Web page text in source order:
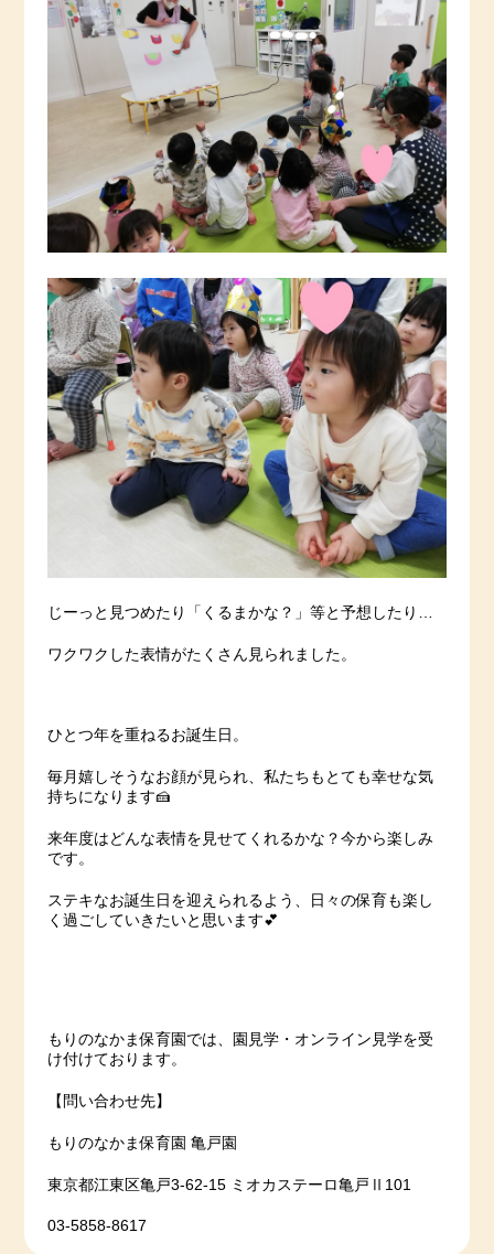
じーっと見つめたり「くるまかな？」等と予想したり…
ワクワクした表情がたくさん見られました。
ひとつ年を重ねるお誕生日。
毎月嬉しそうなお顔が見られ、私たちもとても幸せな気
持ちになります🍰
来年度はどんな表情を見せてくれるかな？今から楽しみ
です。
ステキなお誕生日を迎えられるよう、日々の保育も楽し
く過ごしていきたいと思います💕
もりのなかま保育園では、園見学・オンライン見学を受
け付けております。
【問い合わせ先】
もりのなかま保育園 亀戸園
東京都江東区亀戸3-62-15 ミオカステーロ亀戸Ⅱ101
03-5858-8617